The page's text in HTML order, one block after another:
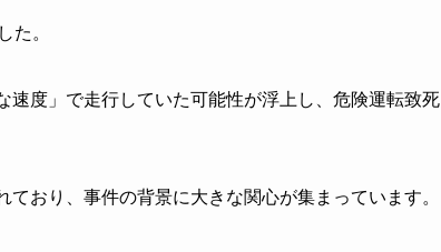
た。
度」で走行していた可能性が浮上し、危険運転致死
おり、事件の背景に大きな関心が集まっています。